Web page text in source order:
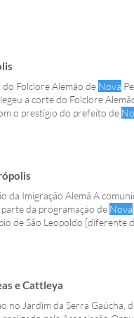
Folclore Alemão de Nova
a corte do Folclore
o prestígio do prefeito de
Tannenwald” faz parte dos
da programação de Nova
de São Leopoldo [diferente
e Cattleya
Jardim da Serra Gaúcha,